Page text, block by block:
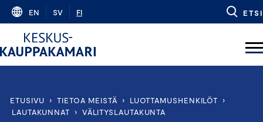
Skip
content
EN SV FI ETSI
ETUSIVU › TIETOA MEISTÄ › LUOTTAMUSHENKILÖT
›
LAUTAKUNNAT
› VÄLITYSLAUTAKUNTA